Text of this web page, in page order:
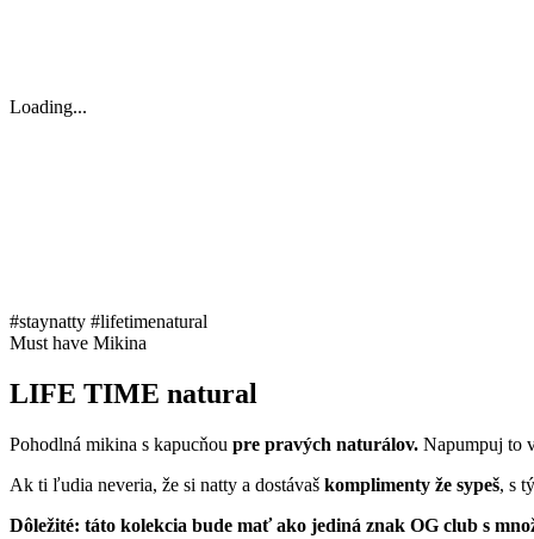
Loading...
#staynatty #lifetimenatural
Must have Mikina
LIFE TIME natural
Pohodlná mikina s kapucňou pre pravých naturálov. Napumpuj to
Ak ti ľudia neveria, že si natty a dostávaš komplimenty že sypeš, s
Dôležité: táto kolekcia bude mať ako jediná znak OG club s